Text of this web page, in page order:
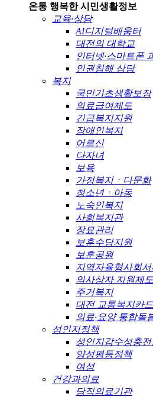
온통 행복한 시민생활정보
교육·상담
AI디지털배움터
대전의 대학교
인터넷·스마트폰
인권침해 상담
복지
국민기초생활보장
의료급여제도
긴급복지지원
장애인복지
어르신
다자녀
보육
가정복지ㆍ다문화
청소년ㆍ아동
노숙인복지
사회복지관
장묘관리
보훈수당지원
보훈공원
지역자율형사회
의사상자 지원제도
주거복지
대전 교통복지카드
의료·요양 통합돌
성인지정책
성인지감수성충
양성평등정책
여성
건강과의료
당직의료기관